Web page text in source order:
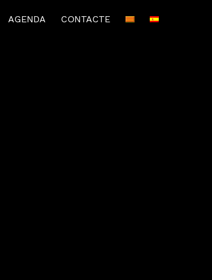
AGENDA CONTACTE